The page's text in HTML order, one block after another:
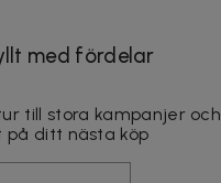
med fördelar
till stora kampanjer och
på ditt nästa köp